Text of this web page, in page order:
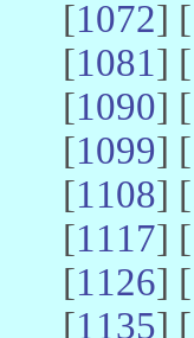
[1072] [
[1081] [
[1090] [
[1099] [
[1108] [
[1117] [
[1126] [
[1135] [